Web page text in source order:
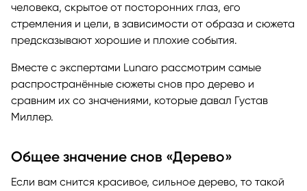
человека, скрытое от посторонних глаз, его
стремления и цели, в зависимости от образа и сюжета
предсказывают хорошие и плохие события.
Вместе с экспертами Lunaro рассмотрим самые
распространённые сюжеты снов про дерево и
сравним их со значениями, которые давал Густав
Миллер.
Общее значение снов «Дерево»
Если вам снится красивое, сильное дерево, то такой